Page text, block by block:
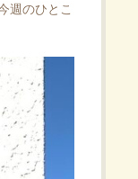
週のひとこ